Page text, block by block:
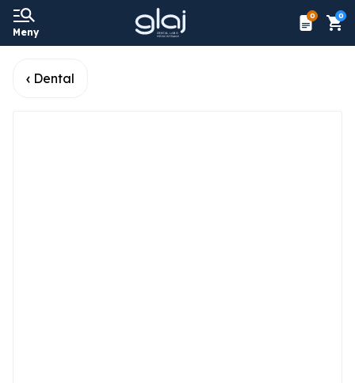
Meny
0 0
Dental